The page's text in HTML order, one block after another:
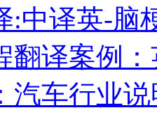
:中译英-脑
翻译案例
汽车行业